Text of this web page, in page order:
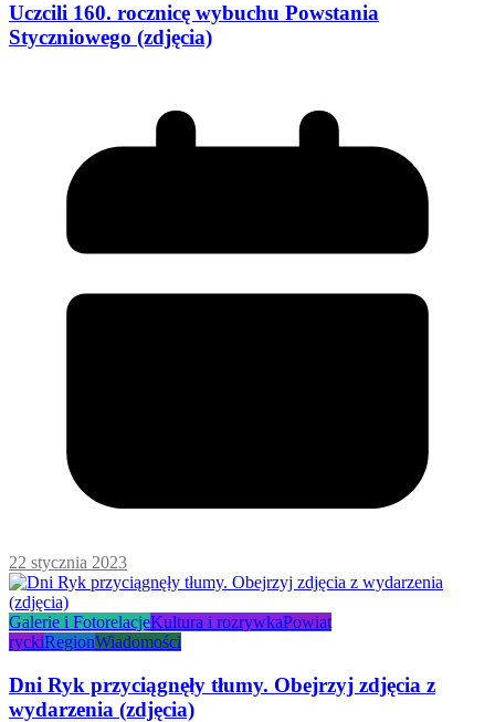
Uczcili 160. rocznicę wybuchu Powstania
Styczniowego (zdjęcia)
22 stycznia 2023
Galerie i FotorelacjeKultura i rozrywkaPowiat
ryckiRegionWiadomości
Dni Ryk przyciągnęły tłumy. Obejrzyj zdjęcia z
wydarzenia (zdjęcia)